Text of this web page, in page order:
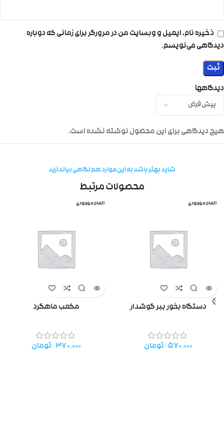
دیدگاهها
هیچ دیدگاهی برای این محصول نوشته نشده است.
ذخیره نام، ایمیل و وبسایت من در مرورگر برای زمانی که دوباره
دیدگاهی می‌نویسم.
شاید بهتر باشد به این موارد هم نگاهی بیاندازید
محصولات مرتبط
اتمام موجودی
دستگاه بخور ببر گوشدار
۵۷۰.۰۰۰ تومان
اتمام موجودی
مکعب ماهگرد
۳۷۰.۰۰۰ تومان